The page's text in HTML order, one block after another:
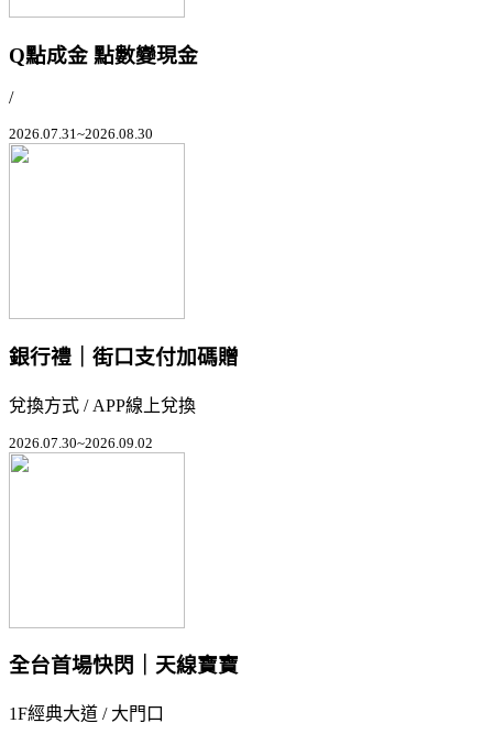
Q點成金 點數變現金
/
2026.07.31~2026.08.30
銀行禮｜街口支付加碼贈
兌換方式 / APP線上兌換
2026.07.30~2026.09.02
全台首場快閃｜天線寶寶
1F經典大道 / 大門口